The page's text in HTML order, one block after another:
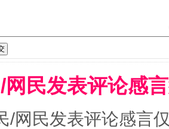
网民发表评论感
/网民发表评论感言